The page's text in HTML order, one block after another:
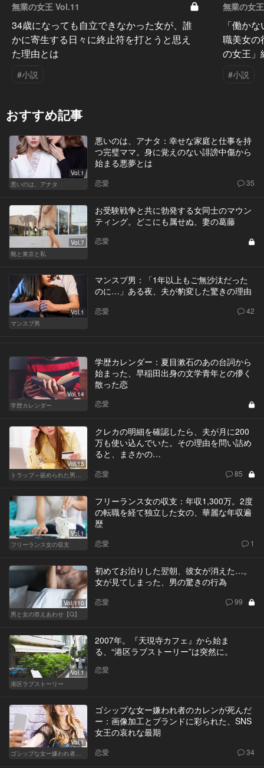
無業の女王 Vol.11
34歳になっても自立できなかった女が、誰
かに寄生する日々に終止符を打とうと思え
た理由とは
#小説
無業の女
「働か
職美女の
の女王」
#小説
おすすめ記事
Vol.1
悪いのは、アナタ
悪いのは、アナタ：幸せな家庭と仕事を持
つ完璧ママ。身に覚えのない誹謗中傷から
始まる悪夢とは
恋愛 35
Vol.7
靴と東京と私
お受験戦争と共に勃発する女同士のマウン
ティング。どこにも属せぬ、妻の葛藤
恋愛
Vol.1
マンスプ男
マンスプ男：「1年以上もご無沙汰だった
のに…」ある夜、夫が豹変した驚きの理由
恋愛 42
Vol.14
学歴カレンダー
学歴カレンダー：夏目漱石のあの台詞から
始まった、早稲田出身の文学青年との儚く
散った恋
恋愛
Vol.15
トラップ～嵌められた男と女～
クレカの明細を確認したら、夫が月に200
万も使い込んでいた。その理由を問い詰め
ると、まさかの…
恋愛 85
Vol.1
フリーランス女の収支
フリーランス女の収支：年収1,300万。2度
の転職を経て独立した女の、華麗な年収遍
歴
恋愛 1
Vol.110
男と女の答えあわせ【Q】
初めてお泊りした翌朝、彼女が消えた…。
女が見てしまった、男の驚きの行為
恋愛 99
Vol.1
港区ラブストーリー
2007年。『天現寺カフェ』から始ま
る、“港区ラブストーリー”は突然に。
恋愛
Vol.1
ゴシップな女ー嫌われ者のカレンが死んだー
ゴシップな女ー嫌われ者のカレンが死んだ
ー：画像加工とブランドに彩られた、SNS
女王の哀れな最期
恋愛 34